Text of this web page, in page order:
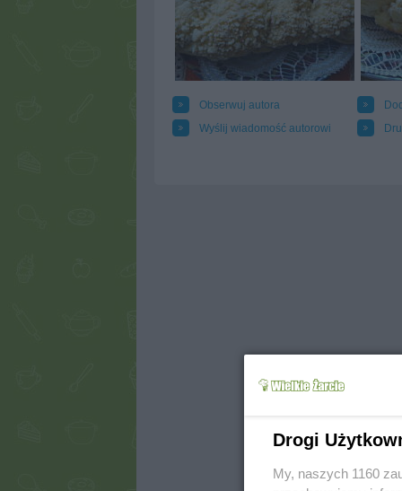
Obserwuj autora
Wyślij wiadomość autorowi
Drogi
My, naszych 1160